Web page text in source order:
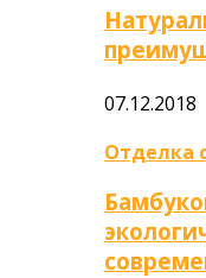
07.12.2018
Отделка